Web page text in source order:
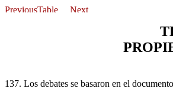
137. Los debates se basaron en el